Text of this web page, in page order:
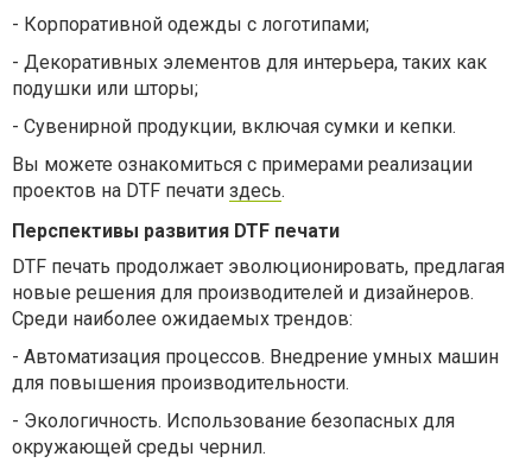
- Корпоративной одежды с логотипами;
- Декоративных элементов для интерьера, таких как
подушки или шторы;
- Сувенирной продукции, включая сумки и кепки.
Вы можете ознакомиться с примерами реализации
проектов на DTF печати здесь.
Перспективы развития DTF печати
DTF печать продолжает эволюционировать, предлагая
новые решения для производителей и дизайнеров.
Среди наиболее ожидаемых трендов:
- Автоматизация процессов. Внедрение умных машин
для повышения производительности.
- Экологичность. Использование безопасных для
окружающей среды чернил.